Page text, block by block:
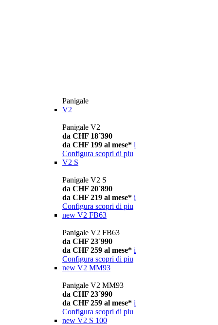
Panigale
V2
Panigale V2
da CHF 18´390
da CHF 199 al mese* i
Configura scopri di piu
V2 S
Panigale V2 S
da CHF 20´890
da CHF 219 al mese* i
Configura scopri di piu
new V2 FB63
Panigale V2 FB63
da CHF 23´990
da CHF 259 al mese* i
Configura scopri di piu
new V2 MM93
Panigale V2 MM93
da CHF 23´990
da CHF 259 al mese* i
Configura scopri di piu
new V2 S 100